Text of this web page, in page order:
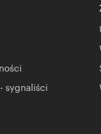
sygnaliści